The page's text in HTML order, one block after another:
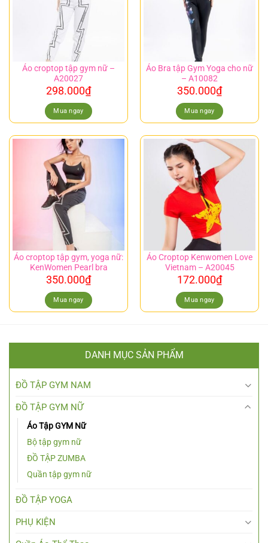
Áo croptop tập gym nữ –
A20027
298.000₫
Mua ngay
Áo Bra tập Gym Yoga cho nữ
– A10082
350.000₫
Mua ngay
Áo croptop tập gym, yoga nữ:
KenWomen Pearl bra
350.000₫
Mua ngay
Áo Croptop Kenwomen Love
Vietnam – A20045
172.000₫
Mua ngay
DANH MỤC SẢN PHẨM
ĐỒ TẬP GYM NAM
ĐỒ TẬP GYM NỮ
Áo Tập GYM Nữ
Bộ tập gym nữ
ĐỒ TẬP ZUMBA
Quần tập gym nữ
ĐỒ TẬP YOGA
PHỤ KIỆN